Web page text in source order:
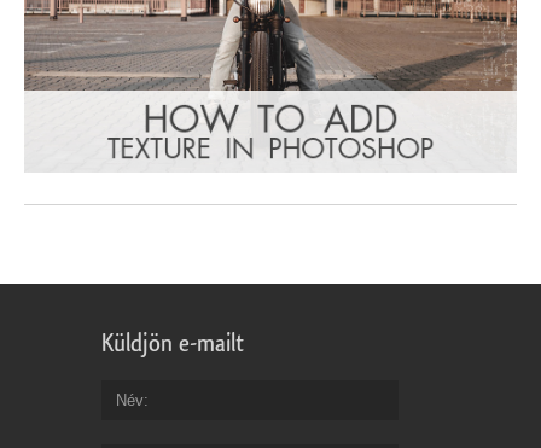
Küldjön e-mailt
Név